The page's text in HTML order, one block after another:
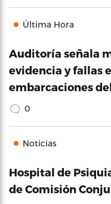
Última Hora
Auditoría señala
evidencia y fallas
embarcaciones
0
Noticias
Hospital de
de Comisión